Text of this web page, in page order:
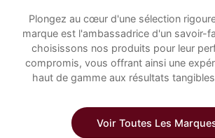
Plongez au cœur d'une sélection
marque est l'ambassadrice d'un savoir-
choisissons nos produits pour leur
compromis, vous offrant ainsi une
haut de gamme aux résultats
Voir Toutes Les